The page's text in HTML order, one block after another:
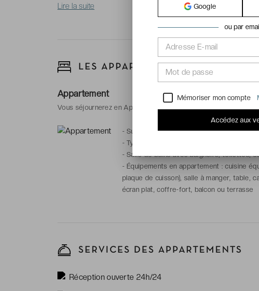
Lire la suite
LES APPARTEMENTS
Appartement
Vous séjournerez en Appartement jusqu'à 4 personnes
-Superficie : 40 m²
-Type(s) de lit(s) : 2 lits simples dans la
-Salle de bains avec baignoire, toilettes,
- Équipements en appartement : cuisine
plaque de cuisson), salle à manger, table,
écran plat, coffre-fort, balcon ou terrasse
SERVICES DES APPARTEMENTS
Réception ouverte 24h/24
Google
ou par
Adresse E-mail
Mot de passe
Mémoriser mon compte
Accédez aux